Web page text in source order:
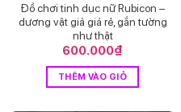
Đồ chơi tinh dục nữ Rubicon –
dương vật giả giá rẻ, gắn tường
như thật
600.000₫
THÊM VÀO GIỎ